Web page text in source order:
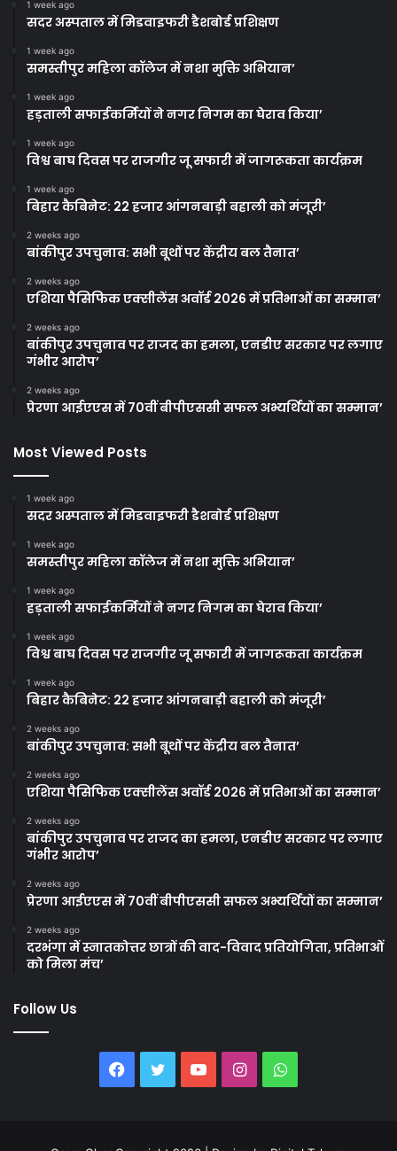
1 week ago
सदर अस्पताल में मिडवाइफरी डैशबोर्ड प्रशिक्षण
1 week ago
समस्तीपुर महिला कॉलेज में नशा मुक्ति अभियान’
1 week ago
हड़ताली सफाईकर्मियों ने नगर निगम का घेराव किया’
1 week ago
विश्व बाघ दिवस पर राजगीर जू सफारी में जागरूकता कार्यक्रम
1 week ago
बिहार कैबिनेट: 22 हजार आंगनबाड़ी बहाली को मंजूरी’
2 weeks ago
बांकीपुर उपचुनाव: सभी बूथों पर केंद्रीय बल तैनात’
2 weeks ago
एशिया पैसिफिक एक्सीलेंस अवॉर्ड 2026 में प्रतिभाओं का सम्मान’
2 weeks ago
बांकीपुर उपचुनाव पर राजद का हमला, एनडीए सरकार पर लगाए
गंभीर आरोप’
2 weeks ago
प्रेरणा आईएएस में 70वीं बीपीएससी सफल अभ्यर्थियों का सम्मान’
Most Viewed Posts
1 week ago
सदर अस्पताल में मिडवाइफरी डैशबोर्ड प्रशिक्षण
1 week ago
समस्तीपुर महिला कॉलेज में नशा मुक्ति अभियान’
1 week ago
हड़ताली सफाईकर्मियों ने नगर निगम का घेराव किया’
1 week ago
विश्व बाघ दिवस पर राजगीर जू सफारी में जागरूकता कार्यक्रम
1 week ago
बिहार कैबिनेट: 22 हजार आंगनबाड़ी बहाली को मंजूरी’
2 weeks ago
बांकीपुर उपचुनाव: सभी बूथों पर केंद्रीय बल तैनात’
2 weeks ago
एशिया पैसिफिक एक्सीलेंस अवॉर्ड 2026 में प्रतिभाओं का सम्मान’
2 weeks ago
बांकीपुर उपचुनाव पर राजद का हमला, एनडीए सरकार पर लगाए
गंभीर आरोप’
2 weeks ago
प्रेरणा आईएएस में 70वीं बीपीएससी सफल अभ्यर्थियों का सम्मान’
2 weeks ago
दरभंगा में स्नातकोत्तर छात्रों की वाद-विवाद प्रतियोगिता, प्रतिभाओं
को मिला मंच’
Follow Us
Facebook
TwitterYouTubeInstagramWhatsApp